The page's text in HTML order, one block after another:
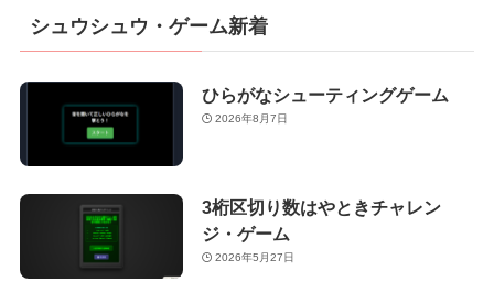
シュウシュウ・ゲーム新着
ひらがなシューティングゲーム
2026年8月7日
3桁区切り数はやときチャレン
ジ・ゲーム
2026年5月27日